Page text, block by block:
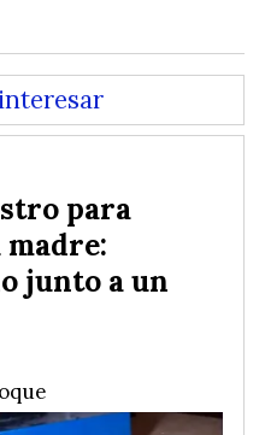
para
junto a un